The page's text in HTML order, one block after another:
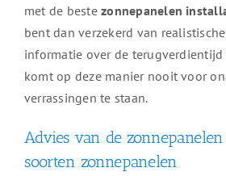
met de bestezonnepanelen
bent dan verzekerd van
informatie over de terugverdientijd
komt op deze manier nooit voor
verrassingen te staan.
Advies van de
soorten zonnepanelen